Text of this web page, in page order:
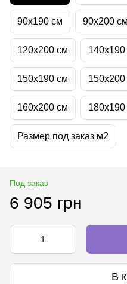
90х190 см 90х200 см
120х200 см
150х190 см
160х200 см
Размер под заказ м2
Под заказ
6 905 грн
В